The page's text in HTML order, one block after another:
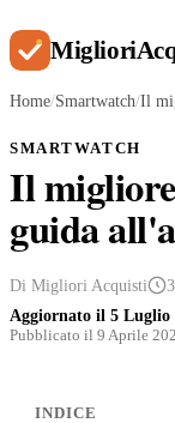
Migliori
Home/Smartwatch/Il
SMARTWATCH
Il
guida
Di Migliori Acquisti
Aggiornato il 5 Luglio
Pubblicato il 9 Aprile
INDICE